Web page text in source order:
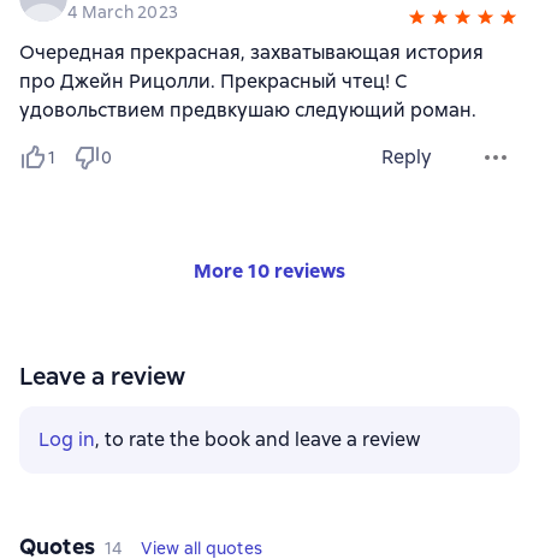
4 March 2023
Очередная прекрасная, захватывающая история
про Джейн Рицолли. Прекрасный чтец! С
удовольствием предвкушаю следующий роман.
1 0 Reply
More 10 reviews
Leave a review
Log in, to rate the book and leave a review
Quotes 14 View all quotes